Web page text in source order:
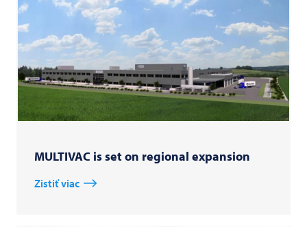
MULTIVAC is set on regional expansion
Zistiť viac